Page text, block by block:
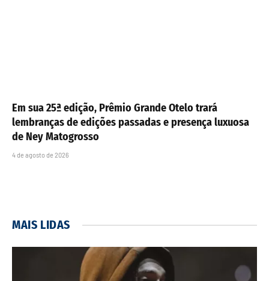
Em sua 25ª edição, Prêmio Grande Otelo trará
lembranças de edições passadas e presença luxuosa
de Ney Matogrosso
4 de agosto de 2026
MAIS LIDAS